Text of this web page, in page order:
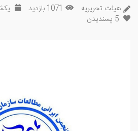
هیئت تحریریه 1071 بازدید
یکشنبه
5 پسندیدن